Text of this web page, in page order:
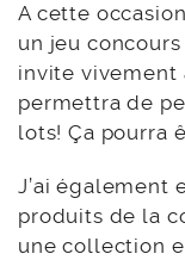
A cette
un jeu
invite vivement
permettra de
lots! Ça pourra
J’ai également
produits de la
une collection